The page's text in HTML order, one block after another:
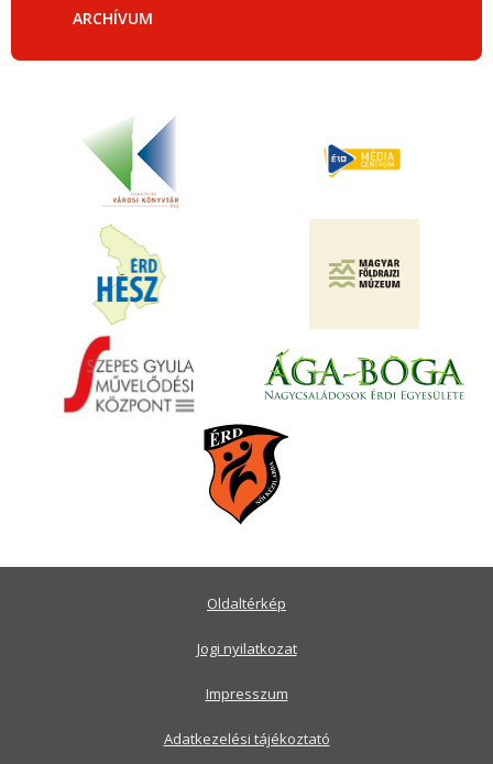
ARCHÍVUM
Oldaltérkép
Jogi nyilatkozat
Impresszum
Adatkezelési tájékoztató